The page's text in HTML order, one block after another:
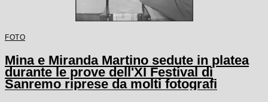
FOTO
Mina e Miranda Martino sedute in platea
durante le prove dell'XI Festival di
Sanremo riprese da molti fotografi